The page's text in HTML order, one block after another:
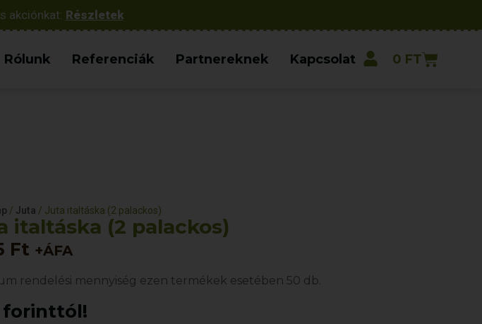
akciónkat: Részletek
Rólunk Referenciák Partnereknek Kapcsolat 0 FT
/ Juta / Juta italtáska (2 palackos)
italtáska (2 palackos)
Ft +ÁFA
rendelési mennyiség ezen termékek esetében 50 db.
forinttól!